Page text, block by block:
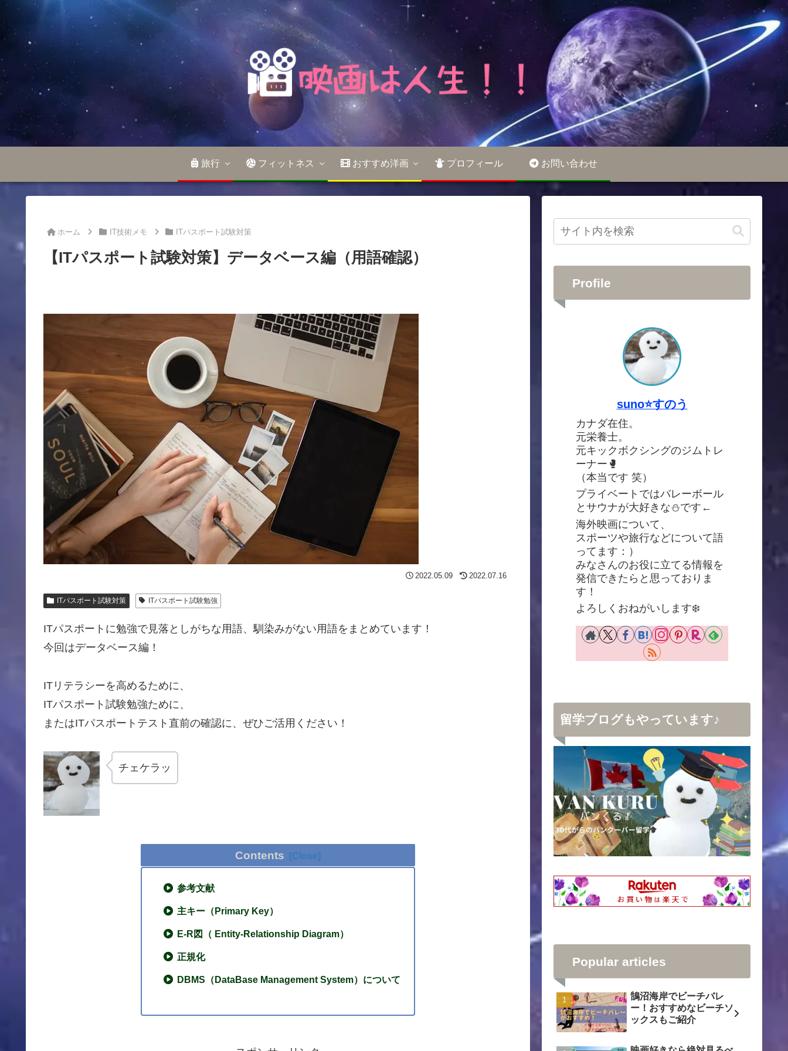
旅行 フィットネス おすすめ洋画 プロフィール お問い合わせ
ホーム IT技術メモ ITパスポート試験対策
【ITパスポート試験対策】データベース編（用語確認）
2022.05.09 2022.07.16
ITパスポート試験対策 ITパスポート試験勉強
ITパスポートに勉強で見落としがちな用語、馴染みがない用語をまとめています！
今回はデータベース編！
ITリテラシーを高めるために、
ITパスポート試験勉強ために、
またはITパスポートテスト直前の確認に、ぜひご活用ください！
チェケラッ
Contents
参考文献
主キー（Primary Key）
E-R図（ Entity-Relationship Diagram）
正規化
DBMS（DataBase Management System）について
Profile
suno⭐️すのう
カナダ在住。
元栄養士。
元キックボクシングのジムトレ
ーナー🥊
（本当です 笑）
プライベートではバレーボール
とサウナが大好きな⛄️です←
海外映画について、
スポーツや旅行などについて語
ってます：）
みなさんのお役に立てる情報を
発信できたらと思っておりま
す！
よろしくおねがいします❄️
留学ブログもやっています♪
Popular articles
鵠沼海岸でビーチバレ
ー！おすすめなビーチソ
ックスもご紹介